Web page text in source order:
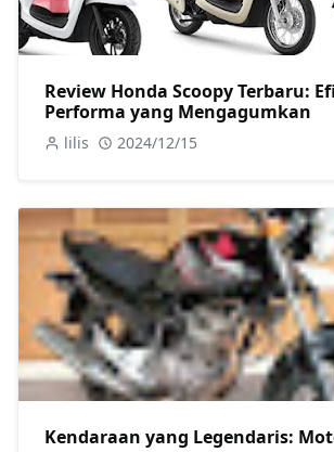
Review Honda Scoopy Terbaru:
Performa yang Mengagumkan
lilis 2024/12/15
Kendaraan yang Legendaris: